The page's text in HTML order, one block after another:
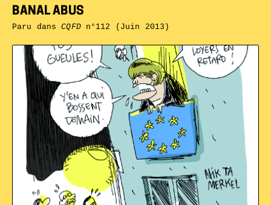
BANAL ABUS
Paru dansCQFDn°112 (Juin 2013)